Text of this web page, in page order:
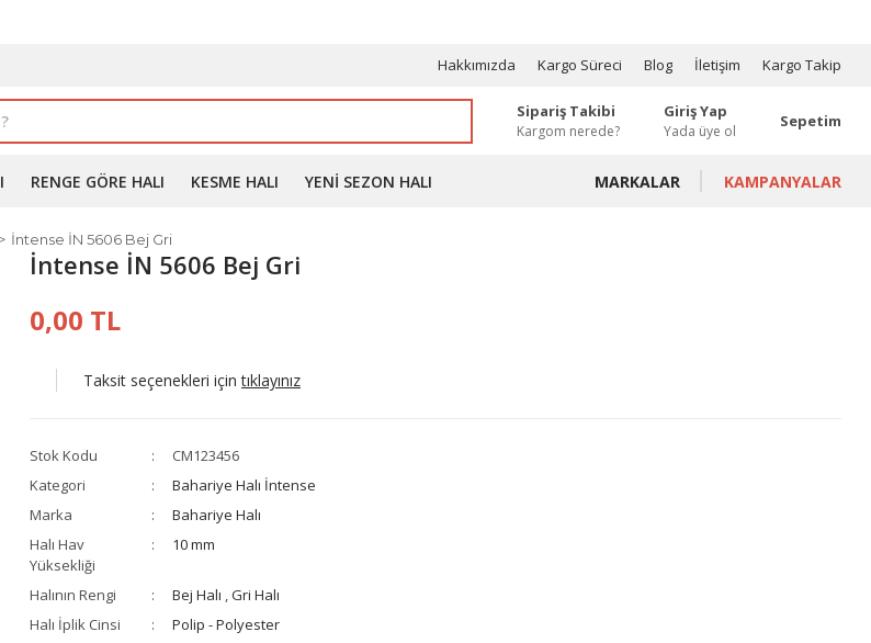
Hakkımızda Kargo Süreci Blog İletişim Kargo Takip
Sipariş Takibi
Kargom nerede?
Giriş Yap
Yada üye ol
Sepetim
RENGE GÖRE HALI KESME HALI YENI SEZON HALI MARKALAR KAMPANYALAR
İntense İN 5606 Bej Gri
İntense İN 5606 Bej Gri
0,00 TL
Taksit seçenekleri içintıklayınız
Stok Kodu
CM123456
Kategori
Bahariye Halı İntense
Marka
Bahariye Halı
Halı Hav
Yüksekliği
10 mm
Halının Rengi Bej Halı ,Gri Halı
Halı İplik Cinsi
Polip - Polyester